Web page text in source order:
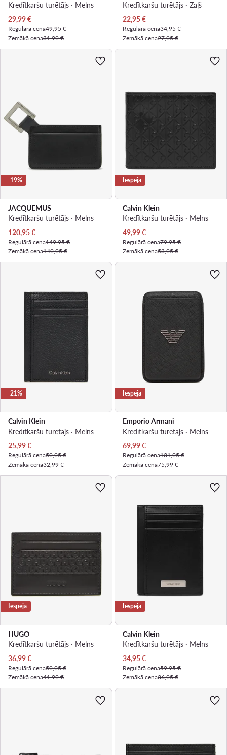
Kredītkaršu turētājs · Melns
Pašreizējā cena
29,99€
Regulārā cena49,95 €
Zemākā cena31,99 €
Kredītkaršu turētājs · Zaļš
Pašreizējā cena
22,95€
Regulārā cena34,95 €
Zemākā cena27,95 €
-19%
JACQUEMUS
Kredītkaršu turētājs · Melns
Pašreizējā cena
120,95€
Regulārā cena149,95 €
Zemākā cena149,95 €
Iespēja
Calvin Klein
Kredītkaršu turētājs · Melns
Pašreizējā cena
49,99€
Regulārā cena79,95 €
Zemākā cena53,95 €
-21%
Calvin Klein
Kredītkaršu turētājs · Melns
Pašreizējā cena
25,99€
Regulārā cena59,95 €
Zemākā cena32,99 €
Iespēja
Emporio Armani
Kredītkaršu turētājs · Melns
Pašreizējā cena
69,99€
Regulārā cena131,95 €
Zemākā cena75,99 €
Iespēja
HUGO
Kredītkaršu turētājs · Melns
Pašreizējā cena
36,99€
Regulārā cena59,95 €
Zemākā cena41,99 €
Iespēja
Calvin Klein
Kredītkaršu turētājs · Melns
Pašreizējā cena
34,95€
Regulārā cena59,95 €
Zemākā cena36,95 €